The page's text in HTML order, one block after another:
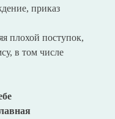
приказ
плохой поступок,
в том числе